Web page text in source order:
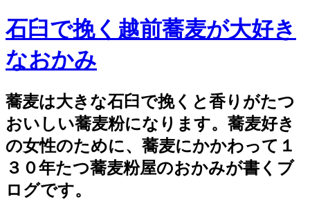
石臼で挽く越前蕎麦が大好き
なおかみ
蕎麦は大きな石臼で挽くと香りがたつ
おいしい蕎麦粉になります。蕎麦好き
の女性のために、蕎麦にかかわって１
３０年たつ蕎麦粉屋のおかみが書くブ
ログです。